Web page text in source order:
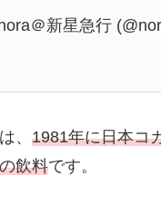
＠新星急行
、 1981年に日本コ
飲料です。